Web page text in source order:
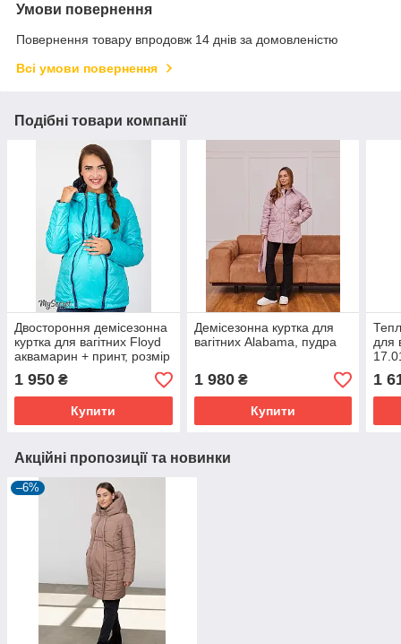
Умови повернення
Повернення товару впродовж 14 днів за домовленістю
Всі умови повернення
Подібні товари компанії
Двостороння демісезонна
куртка для вагітних Floyd
аквамарин + принт, розмір
1 950 ₴
Купити
Демісезонна куртка для
вагітних Alabama, пудра
1 980₴
Купити
для
1
Акційні пропозиції та новинки
–6%